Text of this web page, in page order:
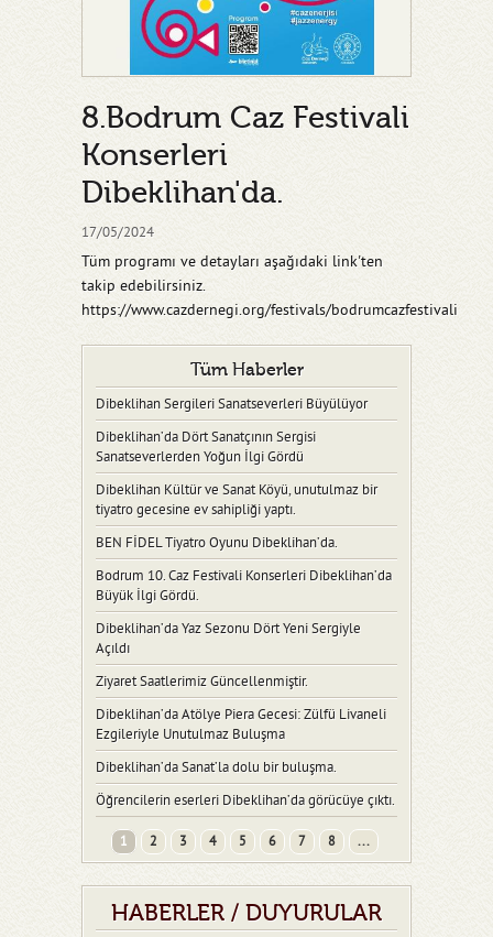
8.Bodrum Caz Festivali
Konserleri
Dibeklihan'da.
17/05/2024
Tüm programı ve detayları aşağıdaki link'ten
takip edebilirsiniz.
https://www.cazdernegi.org/festivals/bodrumcazfestivali
Tüm Haberler
Dibeklihan Sergileri Sanatseverleri Büyülüyor
Dibeklihan’da Dört Sanatçının Sergisi
Sanatseverlerden Yoğun İlgi Gördü
Dibeklihan Kültür ve Sanat Köyü, unutulmaz bir
tiyatro gecesine ev sahipliği yaptı.
BEN FİDEL Tiyatro Oyunu Dibeklihan’da.
Bodrum 10. Caz Festivali Konserleri Dibeklihan’da
Büyük İlgi Gördü.
Dibeklihan’da Yaz Sezonu Dört Yeni Sergiyle
Açıldı
Ziyaret Saatlerimiz Güncellenmiştir.
Dibeklihan’da Atölye Piera Gecesi: Zülfü Livaneli
Ezgileriyle Unutulmaz Buluşma
Dibeklihan’da Sanat’la dolu bir buluşma.
Öğrencilerin eserleri Dibeklihan’da görücüye çıktı.
1 2 3 4 5 6 7 8 ...
HABERLER / DUYURULAR